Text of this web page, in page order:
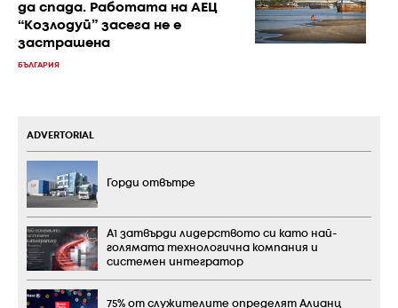
да спада. Работата на АЕЦ
“Козлодуй” засега не е
застрашена
БЪЛГАРИЯ
ADVERTORIAL
Горди отвътре
А1 затвърди лидерството си като най-
голямата технологична компания и
системен интегратор
75% от служителите определят Алианц